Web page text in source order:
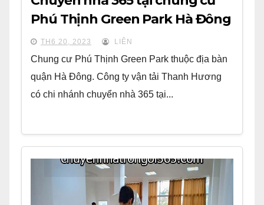
Phú Thịnh Green Park Hà Đông
TH6 20, 2023 LIÊN
Chung cư Phú Thịnh Green Park thuộc địa bàn
quận Hà Đông. Công ty vận tải Thanh Hương
có chi nhánh chuyển nhà 365 tại...